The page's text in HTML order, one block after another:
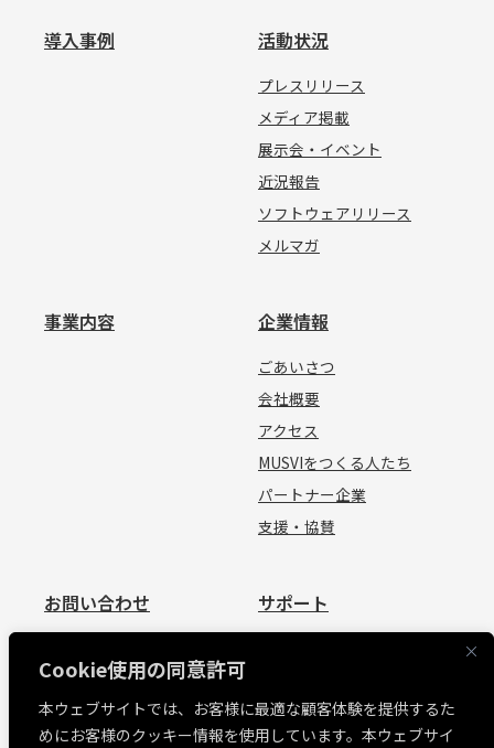
Cookie使用の同意許可
本ウェブサイトでは、お客様に最適な顧客体験を提供するた
めにお客様のクッキー情報を使用しています。本ウェブサイ
導入事例 活動状況
プレスリリース
メディア掲載
展示会・イベント
近況報告
ソフトウェアリリース
メルマガ
事業内容 企業情報
ごあいさつ
会社概要
アクセス
MUSVIをつくる人たち
パートナー企業
支援・協賛
お問い合わせ
見積依頼
サポート
お問い合わせ
MUSVI BASE ログイン